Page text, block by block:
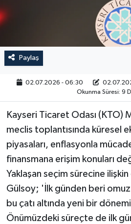
Paylaş
02.07.2026 - 06:30
Okunma Süresi: 9
Kayseri Ticaret Odası (KTO)
meclis toplantısında küresel
piyasaları, enflasyonla
finansmana erişim konuları
Yaklaşan seçim sürecine
Gülsoy; 'İlk günden beri
bu çatı altında yeni bir
Önümüzdeki süreçte de ilk